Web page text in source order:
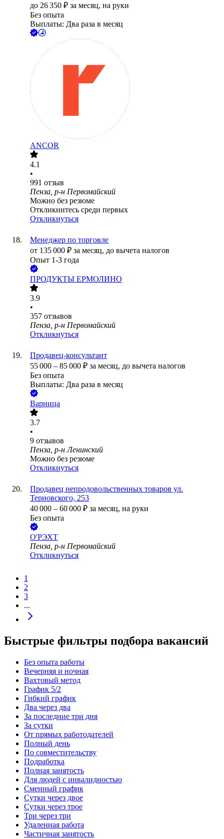
до 26 350 ₽ за месяц, на руки
Без опыта
Выплаты: Два раза в месяц
ANCOR
4.1
•
991 отзыв
Пенза, р-н Первомайский
Можно без резюме
Откликнитесь среди первых
Откликнуться
Менеджер по торговле
от 135 000 ₽ за месяц, до вычета налогов
Опыт 1-3 года
ПРОДУКТЫ ЕРМОЛИНО
3.9
•
357 отзывов
Пенза, р-н Первомайский
Откликнуться
Продавец-консультант
55 000 – 85 000 ₽ за месяц, до вычета налогов
Без опыта
Выплаты: Два раза в месяц
Варница
3.7
•
9 отзывов
Пенза, р-н Ленинский
Можно без резюме
Откликнуться
Продавец непродовольственных товаров ул.
Терновского, 253
40 000 – 60 000 ₽ за месяц, на руки
Без опыта
O'РЭХТ
Пенза, р-н Первомайский
Откликнуться
1
2
3
...
Быстрые фильтры подбора вакансий
Без опыта работы
Вечерняя и ночная
Вахтовый метод
График 5/2
Гибкий график
Два через два
За последние три дня
За сутки
От прямых работодателей
Полный день
По совместительству
Подработка
Полная занятость
Для людей с инвалидностью
Сменный график
Сутки через двое
Сутки через трое
Три через три
Удаленная работа
Частичная занятость